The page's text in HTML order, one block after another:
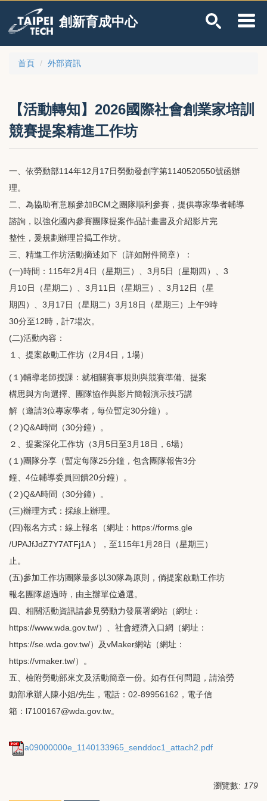
主
要
創新育成中心
首頁 外部資訊
【活動轉知】2026國際社會創業家培訓
競賽提案精進工作坊
一、依勞動部114年12月17日勞動發創字第1140520550號函辦
理。
二、為協助有意願參加BCM之團隊順利參賽，提供專家學者輔導
諮詢，以強化國內參賽團隊提案作品計畫書及介紹影片完
整性，爰規劃辦理旨揭工作坊。
三、精進工作坊活動摘述如下（詳如附件簡章）：
(一)時間：115年2月4日（星期三）、3月5日（星期四）、3
月10日（星期二）、3月11日（星期三）、3月12日（星
期四）、3月17日（星期二）3月18日（星期三）上午9時
30分至12時，計7場次。
(二)活動內容：
１、提案啟動工作坊（2月4日，1場）
(１)輔導老師授課：就相關賽事規則與競賽準備、提案
構思與方向選擇、團隊協作與影片簡報演示技巧講
解（邀請3位專家學者，每位暫定30分鐘）。
(２)Q&A時間（30分鐘）。
２、提案深化工作坊（3月5日至3月18日，6場）
(１)團隊分享（暫定每隊25分鐘，包含團隊報告3分
鐘、4位輔導委員回饋20分鐘）。
(２)Q&A時間（30分鐘）。
(三)辦理方式：採線上辦理。
(四)報名方式：線上報名（網址：https://forms.gle
/UPAJfJdZ7Y7ATFj1A ），至115年1月28日（星期三）
止。
(五)參加工作坊團隊最多以30隊為原則，倘提案啟動工作坊
報名團隊超過時，由主辦單位遴選。
四、相關活動資訊請參見勞動力發展署網站（網址：
https://www.wda.gov.tw/）、社會經濟入口網（網址：
https://se.wda.gov.tw/）及vMaker網站（網址：
https://vmaker.tw/）。
五、檢附勞動部來文及活動簡章一份。如有任何問題，請洽勞
動部承辦人陳小姐/先生，電話：02-89956162，電子信
箱：l7100167@wda.gov.tw。
a09000000e_1140133965_senddoc1_attach2.pdf
瀏覽數: 179